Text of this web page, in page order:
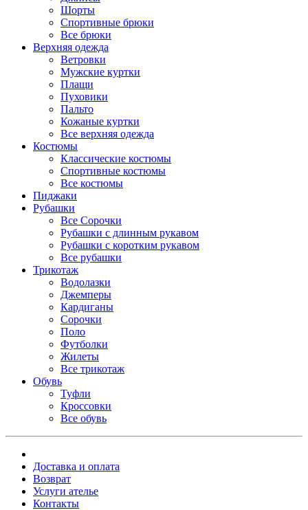
Шорты
Спортивные брюки
Все брюки
Верхняя одежда
Ветровки
Мужские куртки
Плащи
Пуховики
Пальто
Кожаные куртки
Все верхняя одежда
Костюмы
Классические костюмы
Спортивные костюмы
Все костюмы
Пиджаки
Рубашки
Все Сорочки
Рубашки с длинным рукавом
Рубашки с коротким рукавом
Все рубашки
Трикотаж
Водолазки
Джемперы
Кардиганы
Сорочки
Поло
Футболки
Жилеты
Все трикотаж
Обувь
Туфли
Кроссовки
Все обувь
Доставка и оплата
Возврат
Услуги ателье
Контакты